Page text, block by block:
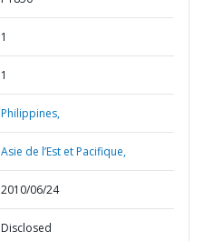
1
1
Philippines,
Asie de l’Est et Pacifique,
2010/06/24
Disclosed